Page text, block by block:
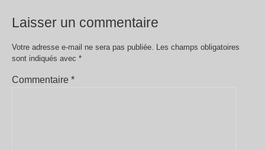
Laisser un commentaire
Votre adresse e-mail ne sera pas publiée. Les champs obligatoires
sont indiqués avec *
Commentaire *